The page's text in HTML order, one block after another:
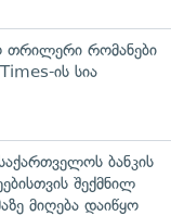
თრილერი რომანები
ის სია
ბანკის
შექმნილ
მიღება დაიწყო